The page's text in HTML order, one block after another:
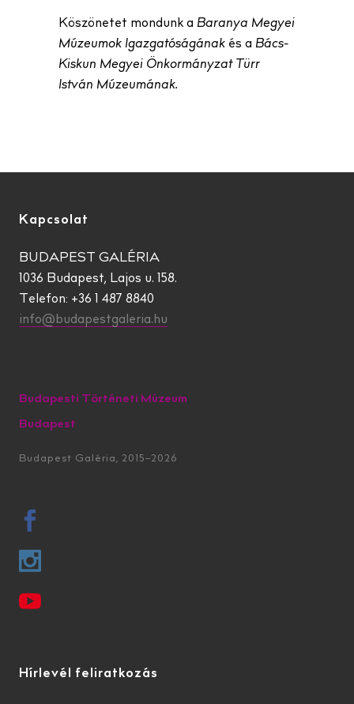
Köszönetet mondunk a Baranya Megyei
Múzeumok Igazgatóságának és a Bács-
Kiskun Megyei Önkormányzat Türr
István Múzeumának.
Kapcsolat
BUDAPEST GALÉRIA
1036 Budapest, Lajos u. 158.
Telefon: +36 1 487 8840
info@budapestgaleria.hu
Budapesti Történeti Múzeum
Budapest
Budapest Galéria, 2015–2026
Hírlevél feliratkozás